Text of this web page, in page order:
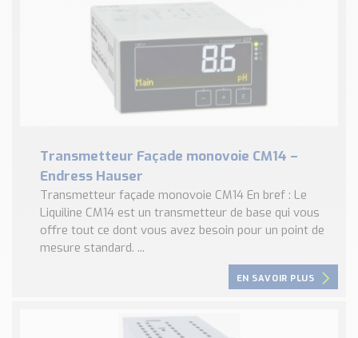
Transmetteur Façade monovoie CM14 –
Endress Hauser
Transmetteur façade monovoie CM14 En bref : Le
Liquiline CM14 est un transmetteur de base qui vous
offre tout ce dont vous avez besoin pour un point de
mesure standard. ...
EN SAVOIR PLUS